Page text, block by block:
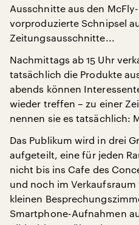
Ausschnitte aus den
vorproduzierte Schnipsel
Zeitungsausschnitte...
Nachmittags ab 15 Uhr
tatsächlich die Produkte
abends können
wieder treffen – zu einer
nennen sie es tatsächlich:
Das Publikum wird in drei
aufgeteilt, eine für jeden
nicht bis ins Cafe des
und noch im
kleinen
Smartphone-Aufnahmen